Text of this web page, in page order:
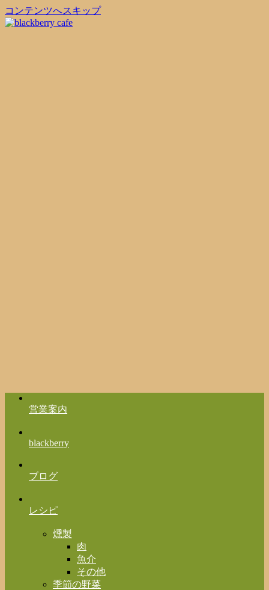
コンテンツへスキップ
営業案内
blackberry
ブログ
レシピ
燻製
肉
魚介
その他
季節の野菜